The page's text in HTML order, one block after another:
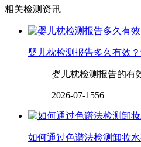
相关检测资讯
婴儿枕检测报告多久有效
婴儿枕检测报告的有
2026-07-1556
如何通过色谱法检测卸妆